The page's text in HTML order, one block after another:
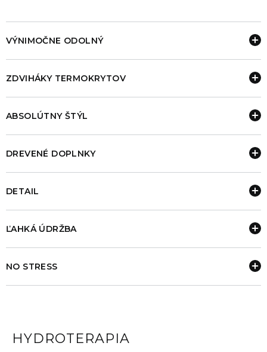
VÝNIMOČNE ODOLNÝ
ZDVIHÁKY TERMOKRYTOV
ABSOLÚTNY ŠTÝL
DREVENÉ DOPLNKY
DETAIL
ĽAHKÁ ÚDRŽBA
NO STRESS
HYDROTERAPIA